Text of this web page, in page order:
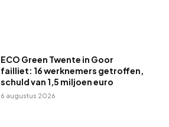
ECO Green Twente in Goor
failliet: 16 werknemers getroffen,
schuld van 1,5 miljoen euro
6 augustus 2026